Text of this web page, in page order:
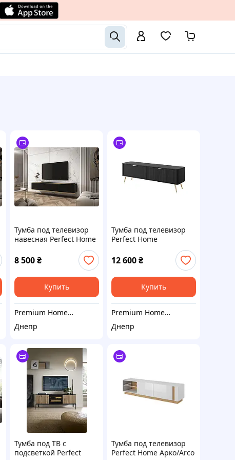
Тумба под телевизор
навесная Perfect Home
RTV175 MDF Черный
(PFH-091367)
8 500₴
Купить
Premium Home Decor
Днепр
Тумба под телевизор
Perfect Home
Ланте/Lante 2-дверная
с золотыми ножками
2D/163 Черный (PFH-
091194)
12 600₴
Купить
Premium Home Decor
Днепр
Тумба под ТВ с
подсветкой Perfect
Тумба под телевизор
Perfect Home Арко/Arco